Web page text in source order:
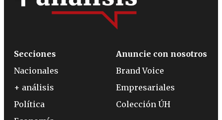
Secciones
Nacionales
+ análisis
Política
Anuncie con nosotros
Brand Voice
Empresariales
Colección ÚH